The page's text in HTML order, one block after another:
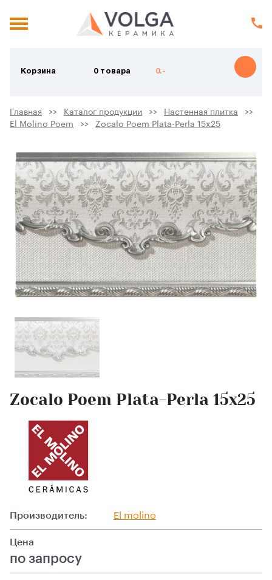
Корзина 0 товара 0.-
Главная Каталог продукции
Настенная плитка
El Molino Poem
Zocalo Poem Plata-Perla 15x25
Zocalo Poem Plata-Perla 15x25
Производитель: El molino
Цена
по запросу